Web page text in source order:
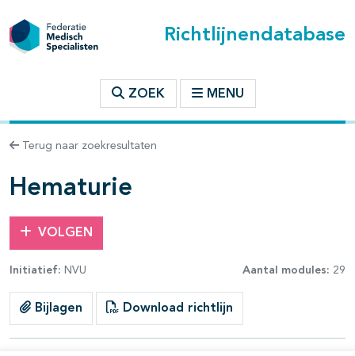
Richtlijnendatabase
ZOEK MENU
Terug naar zoekresultaten
Hematurie
VOLGEN
Initiatief: NVU Aantal modules: 29
Bijlagen Download richtlijn
binnen deze richtlijn